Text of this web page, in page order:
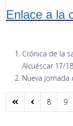
Enlace a la
Crónica de la
Alcuéscar 17/
Nueva
8 9